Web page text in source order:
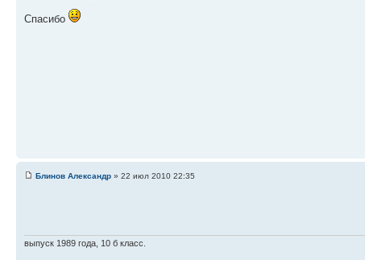
Спасибо
Блинов Александр » 22 июл 2010 22:35
выпуск 1989 года, 10 б класс.